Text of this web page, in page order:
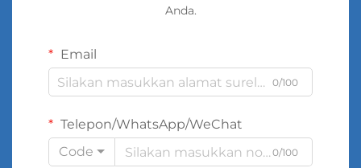
Anda.
Email
0/100
Telepon/WhatsApp/WeChat
Code
0/100